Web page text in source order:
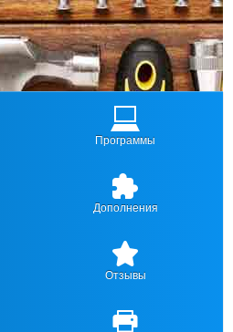
Программы
Дополнения
Отзывы